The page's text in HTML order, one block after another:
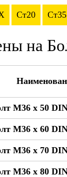
Ст20 Ст35
на
М36 x 50
М36 x 60
М36 x 70
М36 x 80